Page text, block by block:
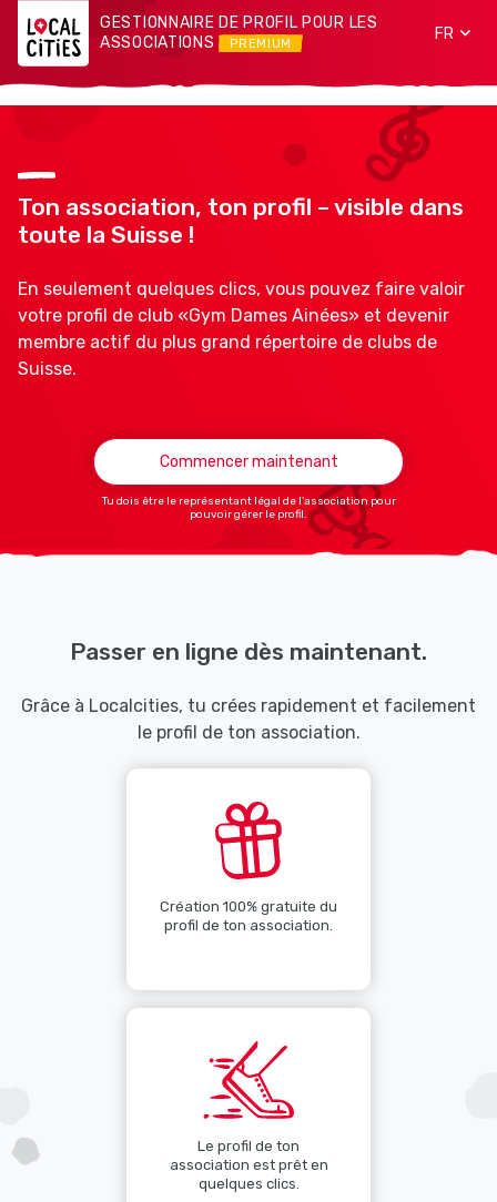
GESTIONNAIRE DE PROFIL POUR LES
ASSOCIATIONS
PREMIUM
FR
Ton association, ton profil – visible dans
toute la Suisse !
En seulement quelques clics, vous pouvez faire valoir
votre profil de club «Gym Dames Ainées» et devenir
membre actif du plus grand répertoire de clubs de
Suisse.
Commencer maintenant
Tu dois être le représentant légal de l’association pour
pouvoir gérer le profil.
Passer en ligne dès maintenant.
Grâce à Localcities, tu crées rapidement et facilement
le profil de ton association.
Création 100% gratuite du
profil de ton association.
Le profil de ton
association est prêt en
quelques clics.